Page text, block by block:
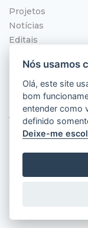
Projetos
Notícias
Editais
Localização
Hospital
Av. Nilo Peçanha,
Natal - RN, 59012-
2026 ©
Nós usamos
Olá, este site
bom
entender como
definido
Deixe-me